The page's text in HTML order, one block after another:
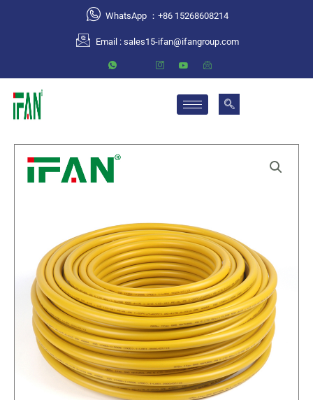
WhatsApp ：+86 15268608214
Email : sales15-ifan@ifangroup.com